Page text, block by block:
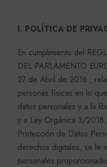
I. POLÍTICA DE
En cumplimiento del
DEL PARLAMENTO
27 de Abril de 2016 ,
personas físicas en lo
datos personales y a la
y a Ley Orgánica 3/
Protección de Datos
derechos digitales, se le
personales